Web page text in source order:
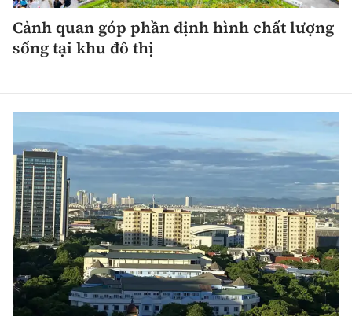
Cảnh quan góp phần định hình chất lượng
sống tại khu đô thị